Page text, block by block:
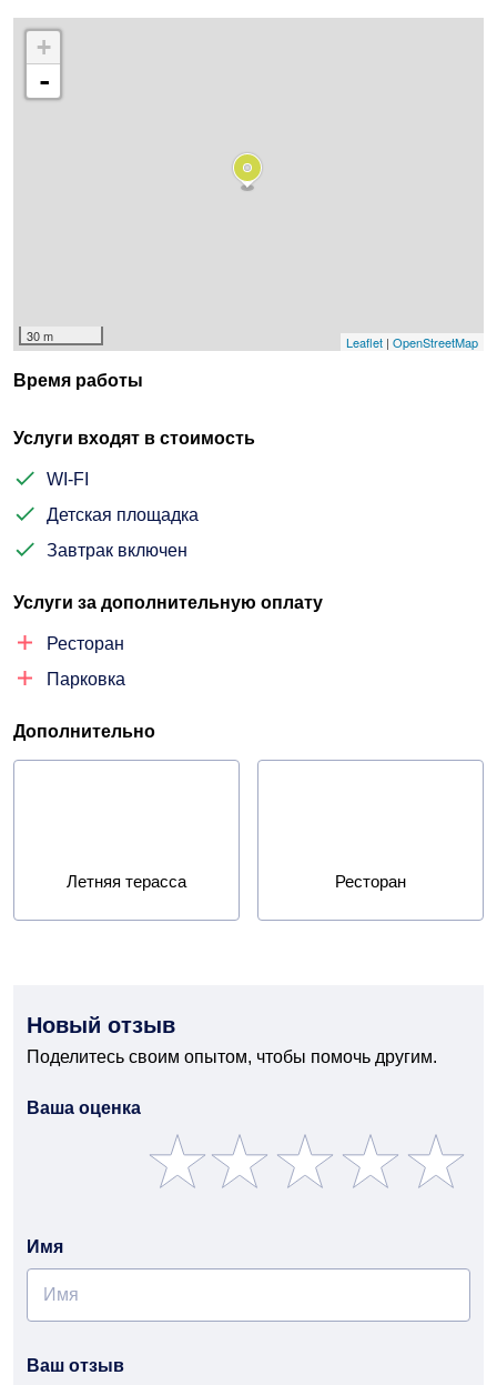
+
-
30 m Leaflet | OpenStreetMap
Время работы
Услуги входят в стоимость
WI-FI
Детская площадка
Завтрак включен
Услуги за дополнительную оплату
Ресторан
Парковка
Дополнительно
Летняя терасса Ресторан
Новый отзыв
Поделитесь своим опытом, чтобы помочь другим.
Ваша оценка
Имя
Ваш отзыв